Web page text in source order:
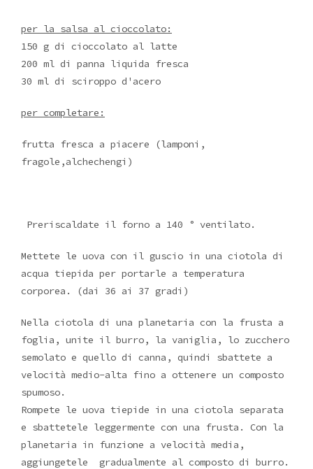
per la salsa al cioccolato:
150 g di cioccolato al latte
200 ml di panna liquida fresca
30 ml di sciroppo d'acero
per completare:
frutta fresca a piacere (lamponi,
fragole,alchechengi)
Preriscaldate il forno a 140 ° ventilato.
Mettete le uova con il guscio in una ciotola di
acqua tiepida per portarle a temperatura
corporea. (dai 36 ai 37 gradi)
Nella ciotola di una planetaria con la frusta a
foglia, unite il burro, la vaniglia, lo zucchero
semolato e quello di canna, quindi sbattete a
velocità medio-alta fino a ottenere un composto
spumoso.
Rompete le uova tiepide in una ciotola separata
e sbattetele leggermente con una frusta. Con la
planetaria in funzione a velocità media,
aggiungetele gradualmente al composto di burro.